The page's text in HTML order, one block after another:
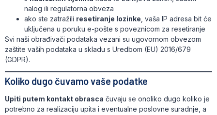
nalog ili regulatorna obveza
ako ste zatražili resetiranje lozinke , vaša IP adresa bit će
uključena u poruku e-pošte s poveznicom za resetiranje
Svi naši obrađivači podataka vezani su ugovornom obvezom
zaštite vaših podataka u skladu s Uredbom (EU) 2016/679
(GDPR).
Koliko dugo čuvamo vaše podatke
Upiti putem kontakt obrasca čuvaju se onoliko dugo koliko je
potrebno za realizaciju upita i eventualne poslovne suradnje, a